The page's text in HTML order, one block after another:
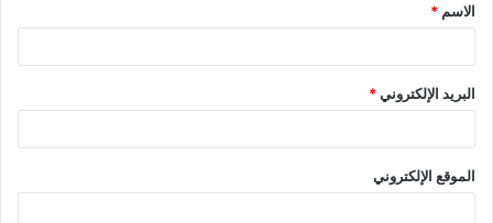
*
الاسم *
البريد الإلكتروني*
الموقع الإلكتروني